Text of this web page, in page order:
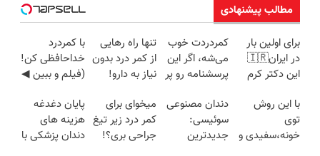
مطالب پیشنهادی
برای اولین بار
در ایران🇮🇷
این دکتر کرم
روزه ساخت!
کمردردت خوب
می‌شه، اگر این
پرسشنامه رو پر
تنها راه رهایی
از کمر درد بدون
نیاز به دارو!
با کمردرد
خداحافظی کن!
(فیلم و ببین ◀
پرکن)
با این روش
توی
خونه،سفیدی و
دندان مصنوعی
سوئیسی:
جدیدترین
میخوای برای
کمر درد زیر تیغ
جراحی بری؟!
پایان دغدغه
هزینه های
دندان پزشکی با